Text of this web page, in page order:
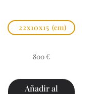
22x10x15 (cm)
800 €
Añadir al